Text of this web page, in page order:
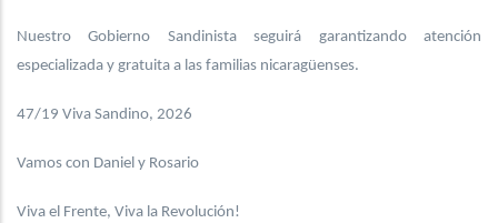
Nuestro Gobierno Sandinista seguirá garantizando atención
especializada y gratuita a las familias nicaragüenses.
47/19 Viva Sandino, 2026
Vamos con Daniel y Rosario
Viva el Frente, Viva la Revolución!